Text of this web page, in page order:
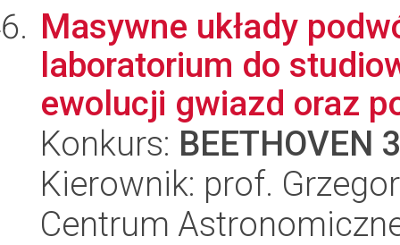
Masywne układy
laboratorium do
ewolucji gwiazd oraz
Konkurs: BEETHOVEN
Kierownik: prof.
Centrum